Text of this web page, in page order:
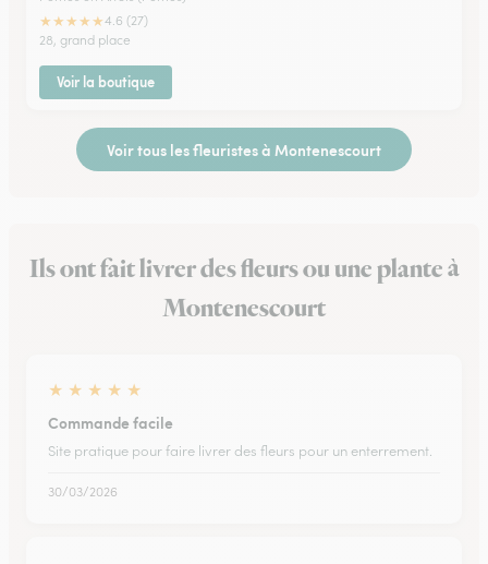
★★★★★4.6 (27)
28, grand place
Voir la boutique
Voir tous les fleuristes à Montenescourt
Ils ont fait livrer des fleurs ou une plante à
Montenescourt
★ ★ ★ ★ ★
Commande facile
Site pratique pour faire livrer des fleurs pour un enterrement.
30/03/2026